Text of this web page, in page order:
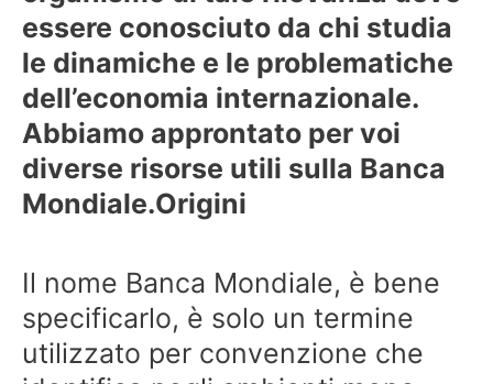
essere conosciuto da chi studia
le dinamiche e le problematiche
dell’economia internazionale.
Abbiamo approntato per voi
diverse risorse utili sulla Banca
Mondiale.Origini
Il nome Banca Mondiale, è bene
specificarlo, è solo un termine
utilizzato per convenzione che